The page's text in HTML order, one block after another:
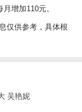
增加110元。
供参考，具体根
吴艳妮